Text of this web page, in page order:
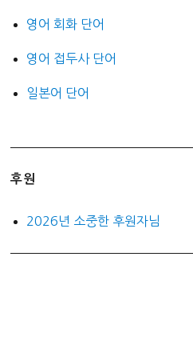
영어 회화 단어
영어 접두사 단어
일본어 단어
후원
2026년 소중한 후원자님